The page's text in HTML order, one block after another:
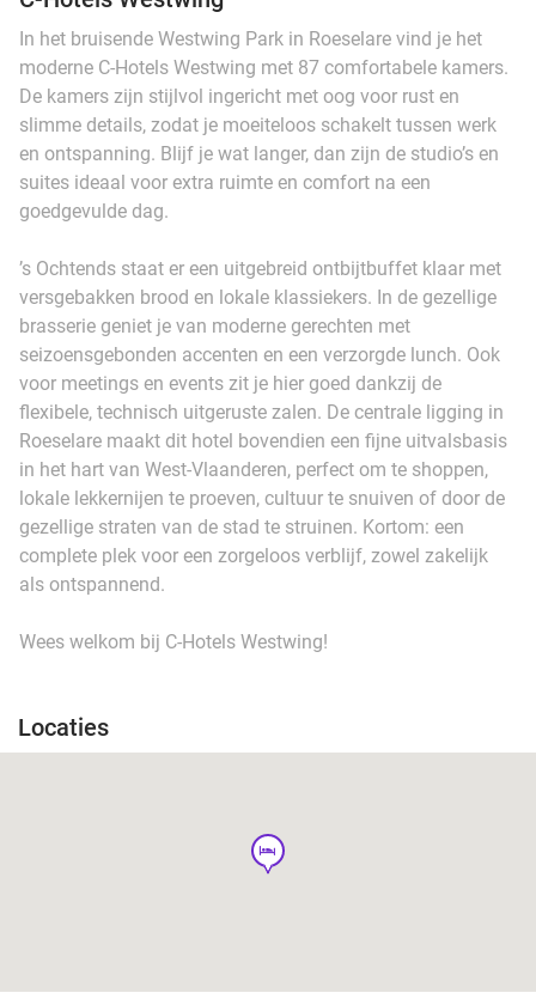
In het bruisende Westwing Park in Roeselare vind je het
moderne C-Hotels Westwing met 87 comfortabele kamers.
De kamers zijn stijlvol ingericht met oog voor rust en
slimme details, zodat je moeiteloos schakelt tussen werk
en ontspanning. Blijf je wat langer, dan zijn de studio’s en
suites ideaal voor extra ruimte en comfort na een
goedgevulde dag.
’s Ochtends staat er een uitgebreid ontbijtbuffet klaar met
versgebakken brood en lokale klassiekers. In de gezellige
brasserie geniet je van moderne gerechten met
seizoensgebonden accenten en een verzorgde lunch. Ook
voor meetings en events zit je hier goed dankzij de
flexibele, technisch uitgeruste zalen. De centrale ligging in
Roeselare maakt dit hotel bovendien een fijne uitvalsbasis
in het hart van West-Vlaanderen, perfect om te shoppen,
lokale lekkernijen te proeven, cultuur te snuiven of door de
gezellige straten van de stad te struinen. Kortom: een
complete plek voor een zorgeloos verblijf, zowel zakelijk
als ontspannend.
Wees welkom bij C-Hotels Westwing!
Locaties
hotel